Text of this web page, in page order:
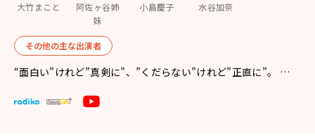
大竹まこと
阿佐ヶ谷姉
妹
小島慶子 水谷加奈
その他の主な出演者
“面白い”けれど”真剣に”、”くだらない”けれど”正直に”。 …